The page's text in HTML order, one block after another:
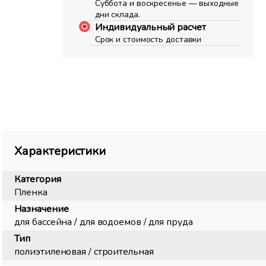
Суббота и воскресенье — выходные
дни склада.
Индивидуальный расчет
Срок и стоимость доставки
Характеристики
Категория
Пленка
Назначение
для бассейна / для водоемов / для пруда
Тип
полиэтиленовая / строительная